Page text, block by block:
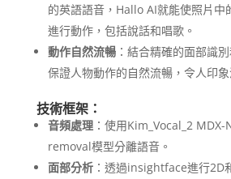
的英語語音，Hallo AI就能使照片中
進行動作，包括說話和唱歌。
動作自然流暢：結合精確的面部識
保證人物動作的自然流暢，令人印象
技術框架：
音頻處理：使用Kim_Vocal_2 MDX-
removal模型分離語音。
面部分析：透過insightface進行2D